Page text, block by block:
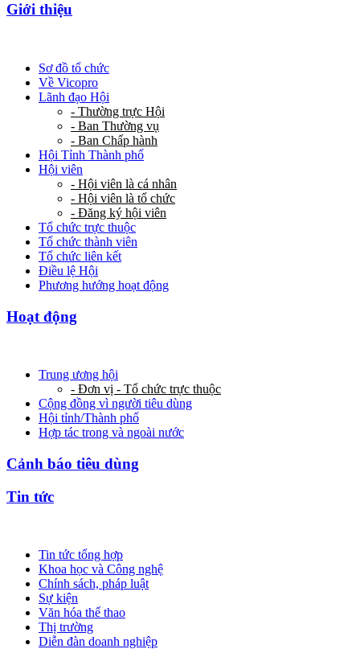
Giới thiệu
Sơ đồ tổ chức
Về Vicopro
Lãnh đạo Hội
- Thường trực Hội
- Ban Thường vụ
- Ban Chấp hành
Hội Tỉnh Thành phố
Hội viên
- Hội viên là cá nhân
- Hội viên là tổ chức
- Đăng ký hội viên
Tổ chức trực thuộc
Tổ chức thành viên
Tổ chức liên kết
Điều lệ Hội
Phương hướng hoạt động
Hoạt động
Trung ương hội
- Đơn vị - Tổ chức trực thuộc
Cộng đồng vì người tiêu dùng
Hội tỉnh/Thành phố
Hợp tác trong và ngoài nước
Cảnh báo tiêu dùng
Tin tức
Tin tức tổng hợp
Khoa học và Công nghệ
Chính sách, pháp luật
Sự kiện
Văn hóa thể thao
Thị trường
Diễn đàn doanh nghiệp